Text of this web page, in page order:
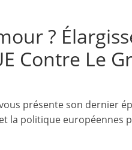
?
Contre Le
présente son dernier
la politique européennes